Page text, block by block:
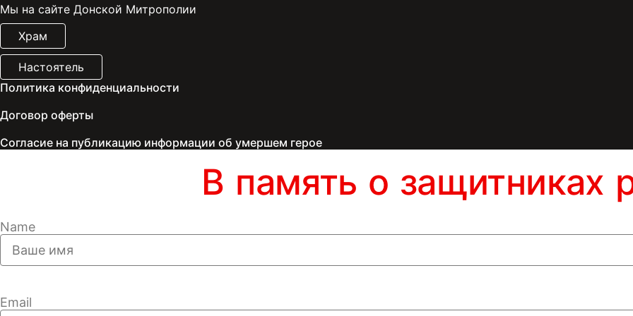
Мы на сайте Донской Митрополии
Храм
Настоятель
Политика конфиденциальности
Договор оферты
Согласие на публикацию информации об умершем герое
В память о защитниках
Name
Email